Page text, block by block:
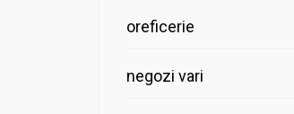
oreficerie
negozi vari